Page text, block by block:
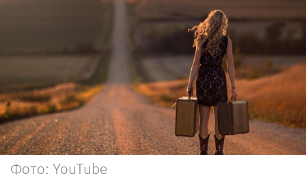
Фото: YouTube